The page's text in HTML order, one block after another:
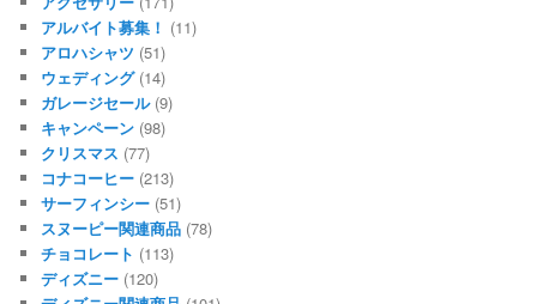
アルバイト募集！ (11)
アロハシャツ (51)
ウェディング(14)
ガレージセール(9)
キャンペーン (98)
クリスマス (77)
コナコーヒー (213)
サーフィンシー (51)
スヌーピー関連商品 (78)
チョコレート (113)
ディズニー (120)